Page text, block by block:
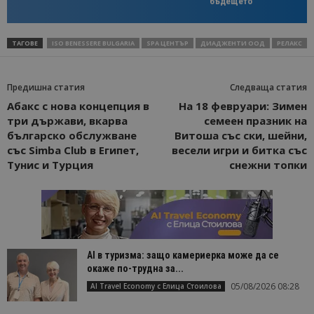
ТАГОВЕ ISO BENESSERE BULGARIA SPA ЦЕНТЪР ДИАДЖЕНТИ ООД РЕЛАКС
Предишна статия
Абакс с нова концепция в
три държави, вкарва
българско обслужване
със Simba Club в Египет,
Тунис и Турция
Следваща статия
На 18 февруари: Зимен
семеен празник на
Витоша със ски, шейни,
весели игри и битка със
снежни топки
AI в туризма: защо камериерка може да се
окаже по-трудна за...
AI Travel Economy с Елица Стоилова 05/08/2026 08:28
Име
Домейн
да
на
на
Домейн
до
Описание
is_visitor_unique
StatCounter
.statcounter.com
1 месец
се
Име
Валиден
Описание
sc_is_visitor_unique
StatCounter
Ltd
.bgtourism.bg
съхраняване
Декларацията за
поверителност на Google